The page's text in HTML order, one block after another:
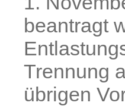
beantragt
Trennung
übrigen